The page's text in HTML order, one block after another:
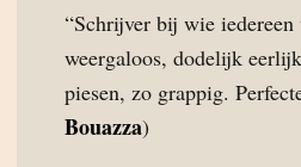
“Schrijver bij wie iedereen
weergaloos, dodelijk
piesen, zo grappig.
Bouazza)